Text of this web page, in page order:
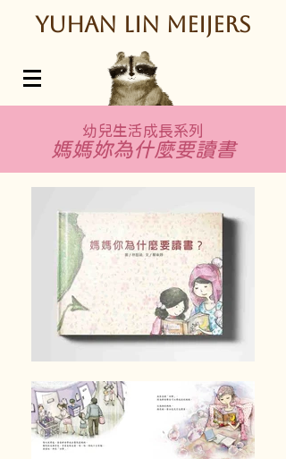
Yuhan Lin Meijers
幼兒生活成長系列
媽媽妳為什麼要讀書